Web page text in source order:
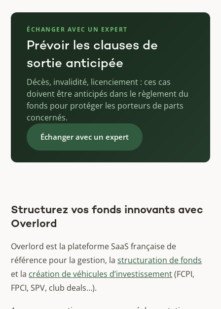
ÉCHANGER AVEC UN EXPERT
Prévoir les clauses de
sortie anticipée
Décès, invalidité, licenciement : ces cas
doivent être anticipés dans le règlement du
fonds pour protéger les porteurs de parts
concernés.
Échanger avec un expert
Structurez vos fonds innovants avec
Overlord
Overlord est la plateforme SaaS française de
référence pour la gestion, lastructuration de fonds
et la création de véhicules d’investissement(FCPI,
FPCI, SPV, club deals…).